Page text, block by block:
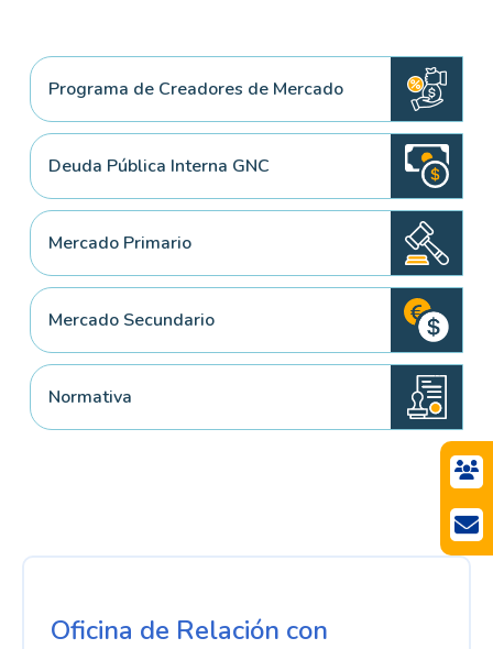
Programa de Creadores de Mercado
Deuda Pública Interna GNC
Mercado Primario
Mercado Secundario
Normativa
Oficina de Relación con